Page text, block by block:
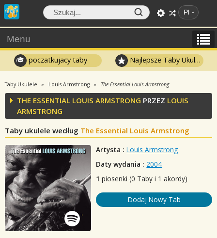
Pl
Menu
poczatkujacy taby Najlepsze Taby Ukulele
Taby Ukulele Louis Armstrong The Essential Louis Armstrong
THE ESSENTIAL LOUIS ARMSTRONG PRZEZ LOUIS
ARMSTRONG
Taby ukulele według The Essential Louis Armstrong
Artysta : Louis Armstrong
Daty wydania : 2004
1 piosenki (0 Taby i 1 akordy)
Dodaj Nowy Tab